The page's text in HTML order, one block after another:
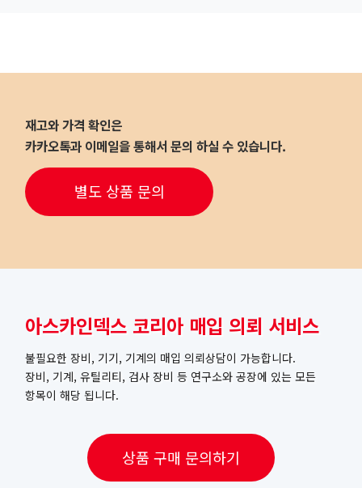
재고와 가격 확인은
카카오톡과 이메일을 통해서 문의 하실 수 있습니다.
별도 상품 문의
아스카인덱스 코리아 매입 의뢰 서비스
불필요한 장비, 기기, 기계의 매입 의뢰상담이 가능합니다.
장비, 기계, 유틸리티, 검사 장비 등 연구소와 공장에 있는 모든
항목이 해당 됩니다.
상품 구매 문의하기